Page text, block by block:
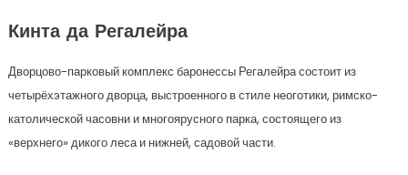
Кинта да Регалейра
Дворцово-парковый комплекс баронессы Регалейра состоит из
четырёхэтажного дворца, выстроенного в стиле неоготики, римско-
католической часовни и многоярусного парка, состоящего из
«верхнего» дикого леса и нижней, садовой части.